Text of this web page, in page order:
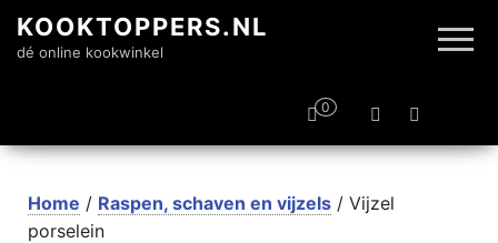
KOOKTOPPERS.NL
dé online kookwinkel
0
Home / Raspen, schaven en vijzels / Vijzel
porselein